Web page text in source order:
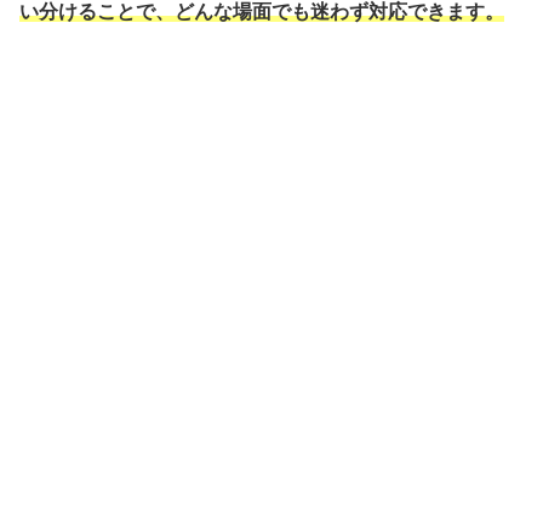
い分けることで、どんな場面でも迷わず対応できます。